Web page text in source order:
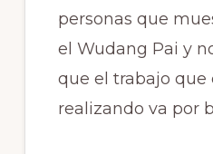
personas que
el Wudang Pai y
que el trabajo que
realizando va por